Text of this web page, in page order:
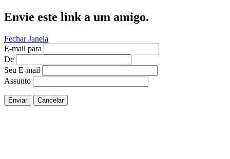
Envie este link a um amigo.
Fechar Janela
E-mail para
De
Seu E-mail
Assunto
Enviar Cancelar